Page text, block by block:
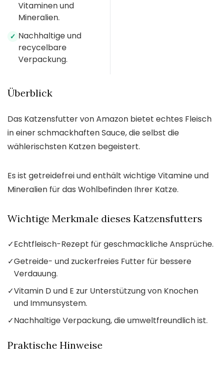
Vitaminen und
Mineralien.
✓ Nachhaltige und
recycelbare
Verpackung.
Überblick
Das Katzensfutter von Amazon bietet echtes Fleisch
in einer schmackhaften Sauce, die selbst die
wählerischsten Katzen begeistert.
Es ist getreidefrei und enthält wichtige Vitamine und
Mineralien für das Wohlbefinden Ihrer Katze.
Wichtige Merkmale dieses Katzensfutters
✓Echtfleisch-Rezept für geschmackliche Ansprüche.
✓Getreide- und zuckerfreies Futter für bessere
Verdauung.
✓Vitamin D und E zur Unterstützung von Knochen
und Immunsystem.
✓Nachhaltige Verpackung, die umweltfreundlich ist.
Praktische Hinweise